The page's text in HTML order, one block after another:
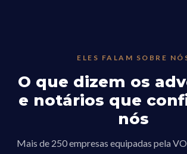
ELES FALAM SOBRE
O que dizem os
e notários que
nós
Mais de 250 empresas equipadas pela